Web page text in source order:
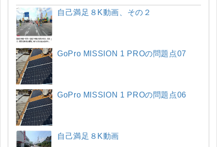
自己満足８K動画、その２
GoPro MISSION 1 PROの問題点07
GoPro MISSION 1 PROの問題点06
自己満足８K動画